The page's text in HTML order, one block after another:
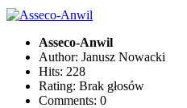
Asseco-Anwil
Author: Janusz Nowacki
Hits: 228
Rating: Brak głosów
Comments: 0